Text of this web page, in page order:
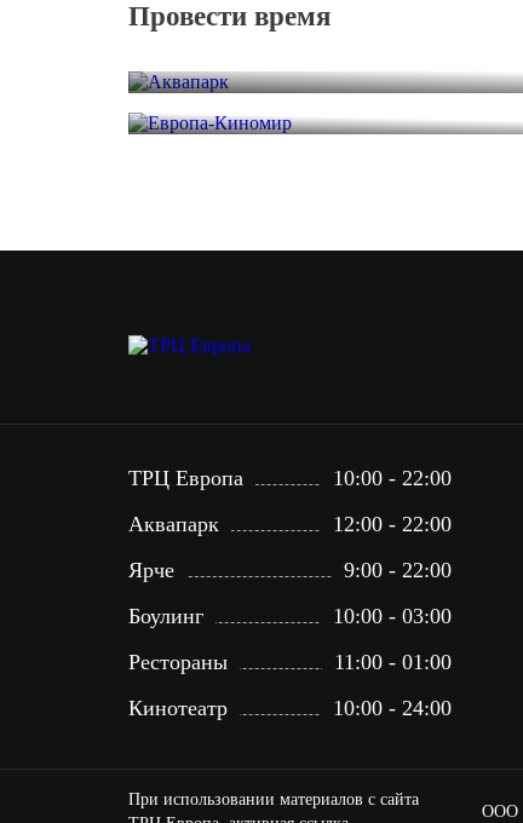
Провести время
ТРЦ Европа
10:00 - 22:00
Аквапарк
12:00 - 22:00
Ярче
9:00 - 22:00
Боулинг
10:00 - 03:00
Рестораны
11:00 - 01:00
Кинотеатр
10:00 - 24:00
При использовании материалов с сайта
ООО